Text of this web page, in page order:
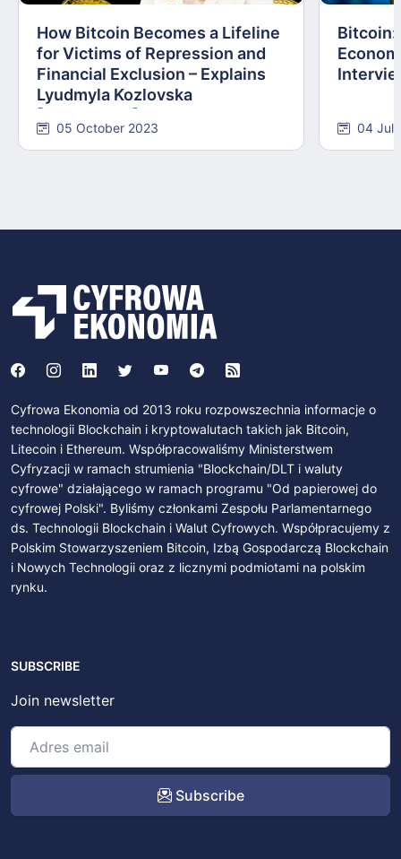
How Bitcoin Becomes a Lifeline
for Victims of Repression and
Financial Exclusion – Explains
Lyudmyla Kozlovska
05 October 2023
Bitcoin:
04
Cyfrowa Ekonomia od 2013 roku rozpowszechnia informacje o
technologii Blockchain i kryptowalutach takich jak Bitcoin,
Litecoin i Ethereum. Współpracowaliśmy Ministerstwem
Cyfryzacji w ramach strumienia "Blockchain/DLT i waluty
cyfrowe" działającego w ramach programu "Od papierowej do
cyfrowej Polski". Byliśmy członkami Zespołu Parlamentarnego
ds. Technologii Blockchain i Walut Cyfrowych. Współpracujemy z
Polskim Stowarzyszeniem Bitcoin, Izbą Gospodarczą Blockchain
i Nowych Technologii oraz z licznymi podmiotami na polskim
rynku.
SUBSCRIBE
Join newsletter
Subscribe